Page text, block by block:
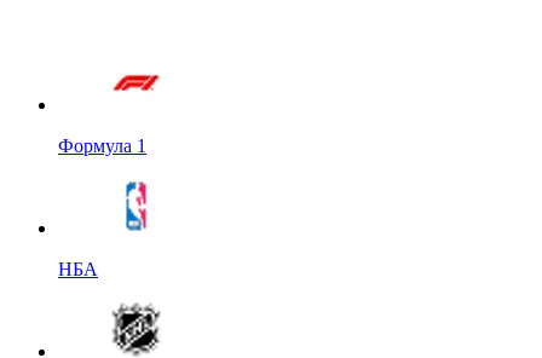
Формула 1
НБА